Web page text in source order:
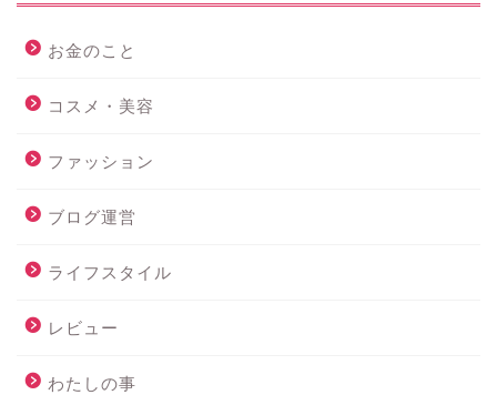
お金のこと
コスメ・美容
ファッション
ブログ運営
ライフスタイル
レビュー
わたしの事